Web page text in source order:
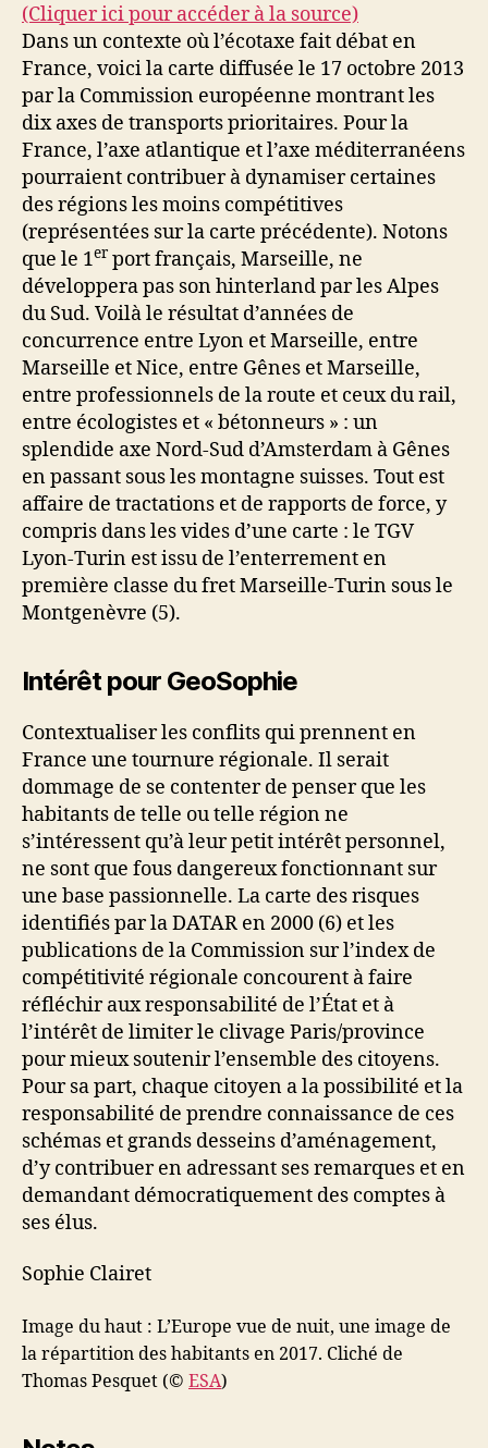
(Cliquer ici pour accéder à la source)
Dans un contexte où l’écotaxe fait débat en
France, voici la carte diffusée le 17 octobre 2013
par la Commission européenne montrant les
dix axes de transports prioritaires. Pour la
France, l’axe atlantique et l’axe méditerranéens
pourraient contribuer à dynamiser certaines
des régions les moins compétitives
(représentées sur la carte précédente). Notons
que le 1er port français, Marseille, ne
développera pas son hinterland par les Alpes
du Sud. Voilà le résultat d’années de
concurrence entre Lyon et Marseille, entre
Marseille et Nice, entre Gênes et Marseille,
entre professionnels de la route et ceux du rail,
entre écologistes et « bétonneurs » : un
splendide axe Nord-Sud d’Amsterdam à Gênes
en passant sous les montagne suisses. Tout est
affaire de tractations et de rapports de force, y
compris dans les vides d’une carte : le TGV
Lyon-Turin est issu de l’enterrement en
première classe du fret Marseille-Turin sous le
Montgenèvre (5).
Intérêt pour GeoSophie
Contextualiser les conflits qui prennent en
France une tournure régionale. Il serait
dommage de se contenter de penser que les
habitants de telle ou telle région ne
s’intéressent qu’à leur petit intérêt personnel,
ne sont que fous dangereux fonctionnant sur
une base passionnelle. La carte des risques
identifiés par la DATAR en 2000 (6) et les
publications de la Commission sur l’index de
compétitivité régionale concourent à faire
réfléchir aux responsabilité de l’État et à
l’intérêt de limiter le clivage Paris/province
pour mieux soutenir l’ensemble des citoyens.
Pour sa part, chaque citoyen a la possibilité et la
responsabilité de prendre connaissance de ces
schémas et grands desseins d’aménagement,
d’y contribuer en adressant ses remarques et en
demandant démocratiquement des comptes à
ses élus.
Sophie Clairet
Image du haut : L’Europe vue de nuit, une image de
la répartition des habitants en 2017. Cliché de
Thomas Pesquet (© ESA)